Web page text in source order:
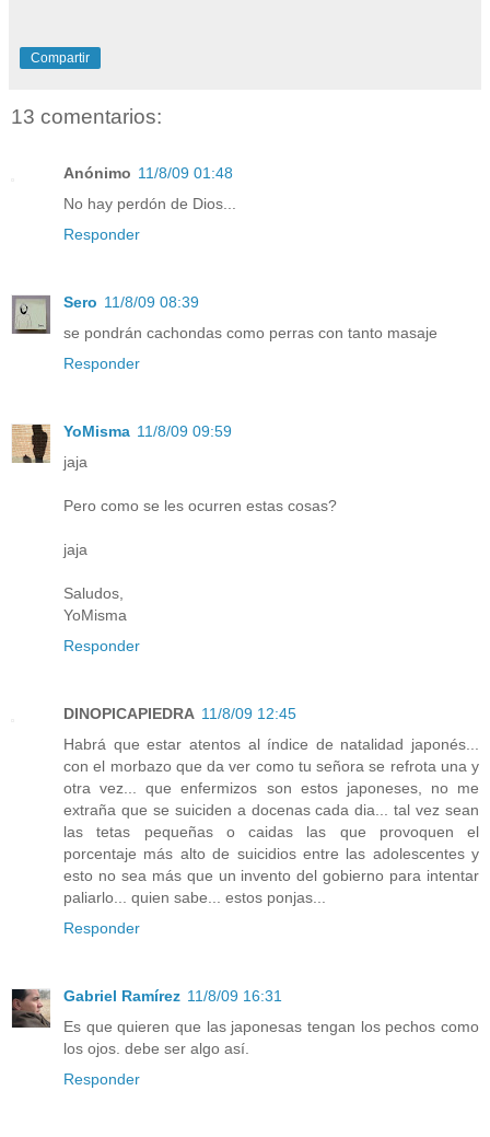
Compartir
13 comentarios:
Anónimo 11/8/09 01:48
No hay perdón de Dios...
Responder
Sero 11/8/09 08:39
se pondrán cachondas como perras con tanto masaje
Responder
YoMisma 11/8/09 09:59
jaja
Pero como se les ocurren estas cosas?
jaja
Saludos,
YoMisma
Responder
DINOPICAPIEDRA 11/8/09 12:45
Habrá que estar atentos al índice de natalidad japonés...
con el morbazo que da ver como tu señora se refrota una y
otra vez... que enfermizos son estos japoneses, no me
extraña que se suiciden a docenas cada dia... tal vez sean
las tetas pequeñas o caidas las que provoquen el
porcentaje más alto de suicidios entre las adolescentes y
esto no sea más que un invento del gobierno para intentar
paliarlo... quien sabe... estos ponjas...
Responder
Gabriel Ramírez 11/8/09 16:31
Es que quieren que las japonesas tengan los pechos como
los ojos. debe ser algo así.
Responder